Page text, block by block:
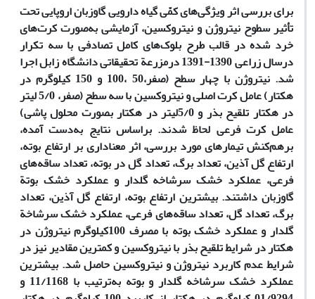
برای بررسی اثر وی‍ژگی‌های کمّی گیاه دارویی گاوزبان اروپایی تحت
تأثیر سطوح نیتروژن و نیتروکسین، آزمایشی به‌صورت کرت‌های
خرد شده در قالب طرح بلوک‌های کامل تصادفی با سه تکرار
درسال زراعی 1390-1391 درمزرعة تحقیقاتی دانشگاه زابل اجرا
شد. نیتروژن با چهار سطح (صفر،50 ،100 و 150 کیلوگرم در
هکتار) عامل کرت اصلی و نیتروکسین با سه سطح (صفر، 5/0 لیتر
در هکتار تلقیح بذر و 5/0لیتر در هکتار بصورت محلول پاشی)
عامل کرت فرعی لحاظ شدند. براساس نتایج به‌دست آمده،
برهم‌کنش تیمارهای مورد بررسی، اثر معناداری بر ارتفاع بوته،
ارتفاع گل آذین، تعداد برگ، تعداد گل در بوته، تعداد ساقه‌های
فرعی، عملکرد خشک سرشاخه گلدار و عملکرد خشک بوتة
گاوزبان داشتند. بیشترین ارتفاع بوته، ارتفاع گل آذین، تعداد
برگ، تعداد گل، تعداد ساقه‌های فرعی، عملکرد خشک سرشاخة
گلدار و عملکرد خشک بوته با مصرف 100کیلوگرم نیتروژن در
هکتار در شرایط تلقیح بذر با نیتروکسین و کمترین مقادیر نیز در
شرایط عدم کاربرد نیتروژن و نیتروکسین حاصل شد. بیشترین
عملکرد خشک سرشاخه گلدار و بوته به‌ترتیب با 11/1168 و